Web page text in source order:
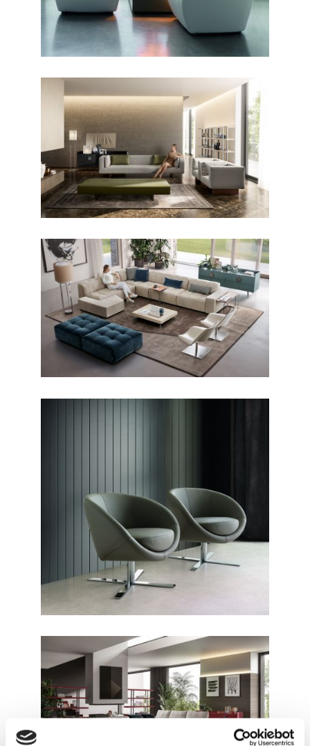
POLTRONE
Arnold
CONTEMPORANEO / DIVANI
Le Foglie
CONTEMPORANEO / DIVANI
Modulor
CONTEMPORANEO /
POLTRONE
Boule
CONTEMPORANEO / DIVANI